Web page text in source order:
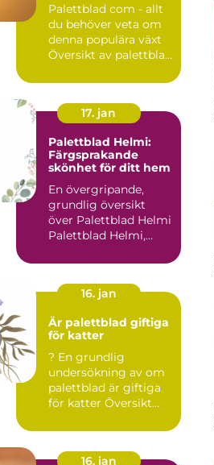
Palettblad com - allt
du behöver veta om
denna populära växt
Översikt av palettblad
17. jan
Palettblad Helmi:
Färgsprakande
skönhet för ditt hem
En övergripande,
grundlig översikt
över Palettblad Helmi
Palettblad Helmi,
scu...
16. jan
Är palettblad giftiga
för katter
? En grundlig
undersökning av om
palettblad är giftiga
för katter Översikt
pa...
16. jan